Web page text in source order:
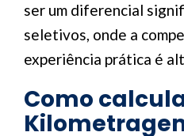
ser um diferencial
seletivos, onde a
experiência prática é
Como